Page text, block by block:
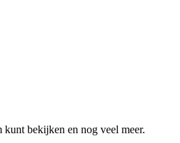
bekijken en nog veel meer.